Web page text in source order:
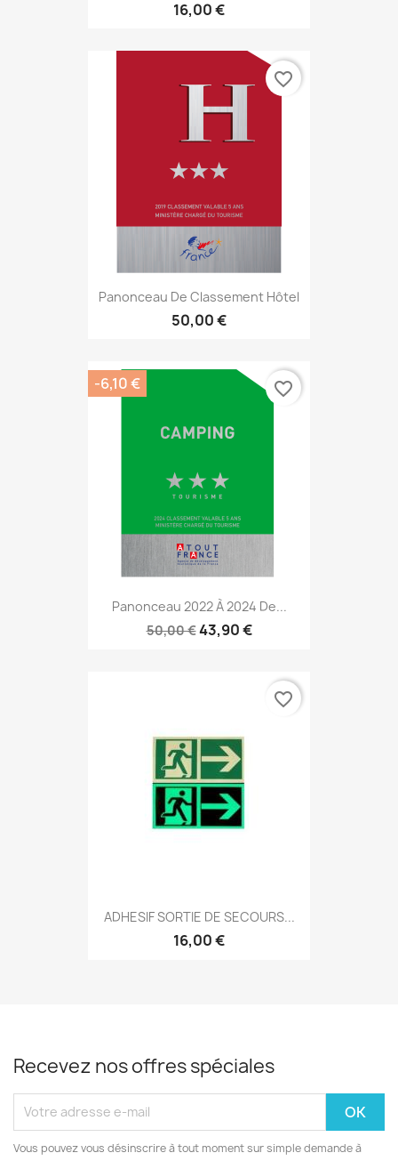
16,00 €
Panonceau De Classement Hôtel
50,00 €
favorite_border
Panonceau 2022 À 2024 De...
50,00 €43,90 €
-6,10 € favorite_border
ADHESIF SORTIE DE SECOURS...
16,00 €
favorite_border
Recevez nos offres spéciales
Vous pouvez vous désinscrire à tout moment sur simple demande à